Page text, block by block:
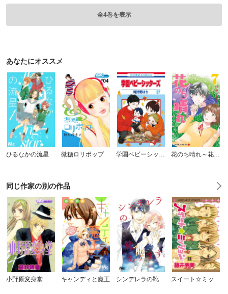
全4巻を表示
あなたにオススメ
ひるなかの流星 微糖ロリポップ
同じ作家の別の作品
小野原変身堂 キャンディと魔王